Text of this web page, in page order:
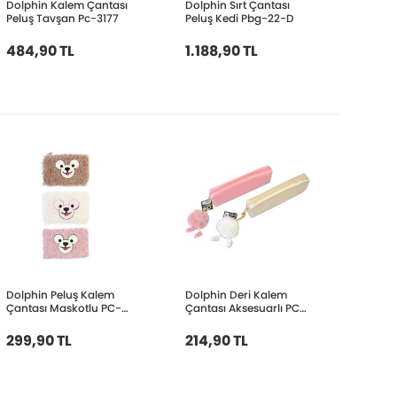
Dolphin Kalem Çantası
Peluş Tavşan Pc-3177
484,90 TL
Dolphin Sırt Çantası
Peluş Kedi Pbg-22-D
1.188,90 TL
Dolphin Peluş Kalem
Çantası Maskotlu PC-
299,90 TL
Dolphin Deri Kalem
Çantası Aksesuarlı PC-
214,90 TL